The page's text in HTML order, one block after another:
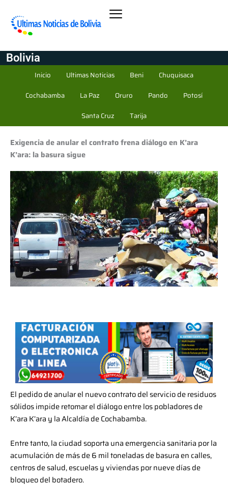
Bolivia
Inicio Ultimas Noticias Beni
Chuquisaca
Cochabamba
La Paz Oruro Pando
Potosí
Santa Cruz
Tarija
Exigencia de anular el contrato frena diálogo en K’ara
K’ara: la basura sigue
El pedido de anular el nuevo contrato del servicio de residuos
sólidos impide retomar el diálogo entre los pobladores de
K’ara K’ara y la Alcaldía de Cochabamba.
Entre tanto, la ciudad soporta una emergencia sanitaria por la
acumulación de más de 6 mil toneladas de basura en calles,
centros de salud, escuelas y viviendas por nueve días de
bloqueo del botadero.